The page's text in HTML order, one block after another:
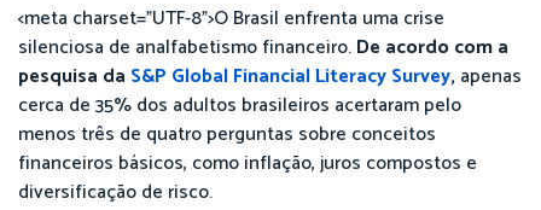
<meta charset="UTF-8">O Brasil enfrenta uma crise
silenciosa de analfabetismo financeiro.De acordo com a
pesquisa da S&P Global Financial Literacy Survey, apenas
cerca de 35% dos adultos brasileiros acertaram pelo
menos três de quatro perguntas sobre conceitos
financeiros básicos, como inflação, juros compostos e
diversificação de risco.